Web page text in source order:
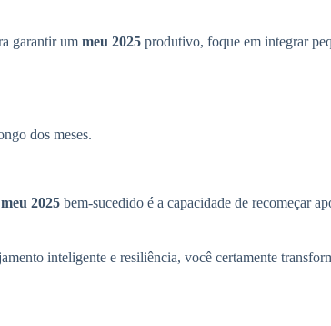
garantir um meu 2025 produtivo, foque em integrar
dos meses.
meu 2025 bem-sucedido é a capacidade de recomeçar
inteligente e resiliência, você certamente